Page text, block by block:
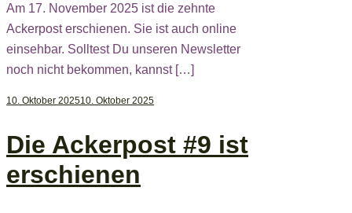
Am 17. November 2025 ist die zehnte
Ackerpost erschienen. Sie ist auch online
einsehbar. Solltest Du unseren Newsletter
noch nicht bekommen, kannst […]
10. Oktober 202510. Oktober 2025
Die Ackerpost #9 ist
erschienen